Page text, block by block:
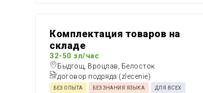
Комплектация товаров на
складе
32-50 зл/час
Быдгощ, Вроцлав, Белосток
договор подряда (zlecenie)
БЕЗ ОПЫТА БЕЗ ЗНАНИЯ ЯЗЫКА ДЛЯ ВСЕХ